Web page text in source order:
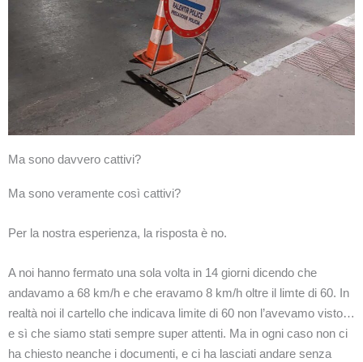
Ma sono davvero cattivi?
Ma sono veramente così cattivi?
Per la nostra esperienza, la risposta è no.
A noi hanno fermato una sola volta in 14 giorni dicendo che
andavamo a 68 km/h e che eravamo 8 km/h oltre il limte di 60. In
realtà noi il cartello che indicava limite di 60 non l’avevamo visto…
e sì che siamo stati sempre super attenti. Ma in ogni caso non ci
ha chiesto neanche i documenti, e ci ha lasciati andare senza